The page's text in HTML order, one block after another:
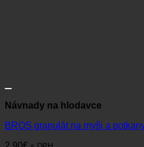
Návnady na hlodavce
BROS granulát na myši a